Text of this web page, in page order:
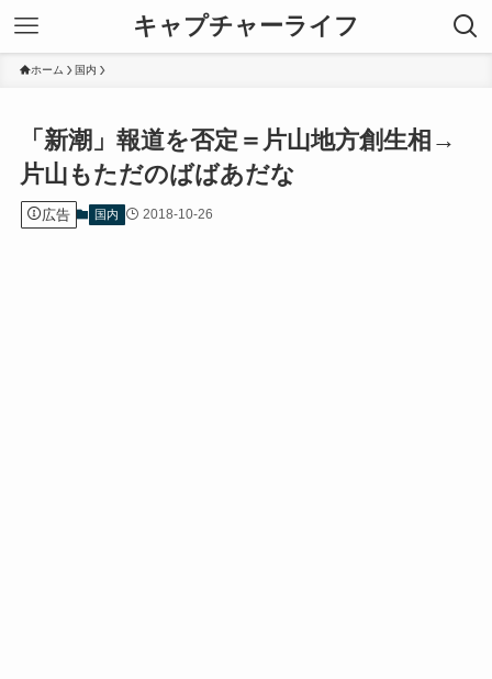
キャプチャーライフ
ホーム 国内
「新潮」報道を否定＝片山地方創生相→
片山もただのばばあだな
広告 国内 2018-10-26